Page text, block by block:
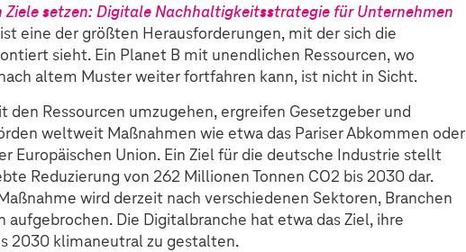
setzen: Digitale Nachhaltigkeitsstrategie für Unternehmen
eine der größten Herausforderungen, mit der sich die
sieht. Ein Planet B mit unendlichen Ressourcen, wo
altem Muster weiter fortfahren kann, ist nicht in Sicht.
den Ressourcen umzugehen, ergreifen Gesetzgeber und
weltweit Maßnahmen wie etwa das Pariser Abkommen oder
Europäischen Union. Ein Ziel für die deutsche Industrie stellt
Reduzierung von 262 Millionen Tonnen CO2 bis 2030 dar.
wird derzeit nach verschiedenen Sektoren, Branchen
aufgebrochen. Die Digitalbranche hat etwa das Ziel, ihre
2030 klimaneutral zu gestalten.